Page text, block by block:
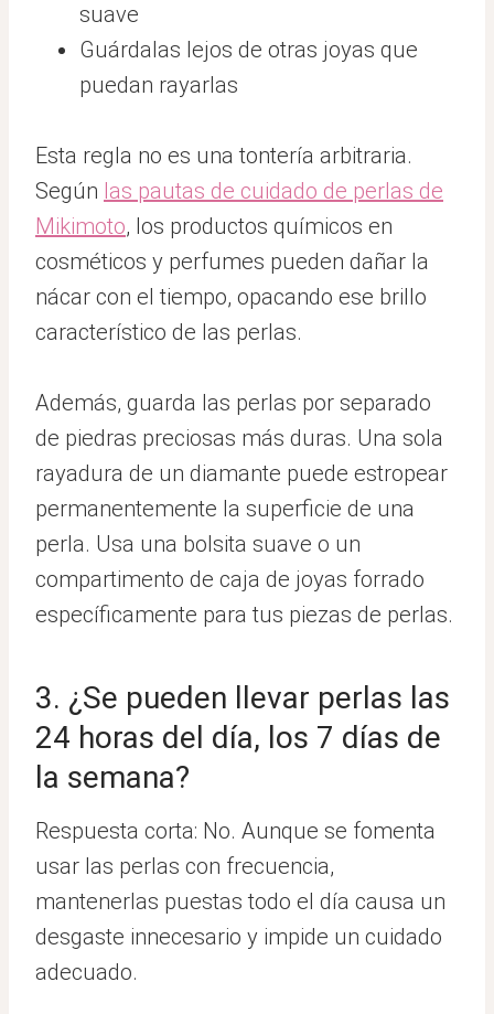
suave
Guárdalas lejos de otras joyas que
puedan rayarlas
Esta regla no es una tontería arbitraria.
Según las pautas de cuidado de perlas de
Mikimoto, los productos químicos en
cosméticos y perfumes pueden dañar la
nácar con el tiempo, opacando ese brillo
característico de las perlas.
Además, guarda las perlas por separado
de piedras preciosas más duras. Una sola
rayadura de un diamante puede estropear
permanentemente la superficie de una
perla. Usa una bolsita suave o un
compartimento de caja de joyas forrado
específicamente para tus piezas de perlas.
3. ¿Se pueden llevar perlas las
24 horas del día, los 7 días de
la semana?
Respuesta corta: No. Aunque se fomenta
usar las perlas con frecuencia,
mantenerlas puestas todo el día causa un
desgaste innecesario y impide un cuidado
adecuado.